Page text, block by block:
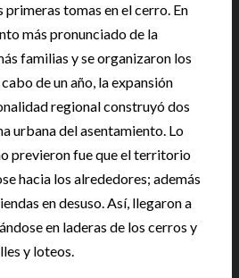
tomas en el cerro. En
más pronunciado de la
familias y se organizaron los
de un año, la expansión
regional construyó dos
urbana del asentamiento. Lo
previeron fue que el territorio
hacia los alrededores; además
en desuso. Así, llegaron a
en laderas de los cerros y
y loteos.